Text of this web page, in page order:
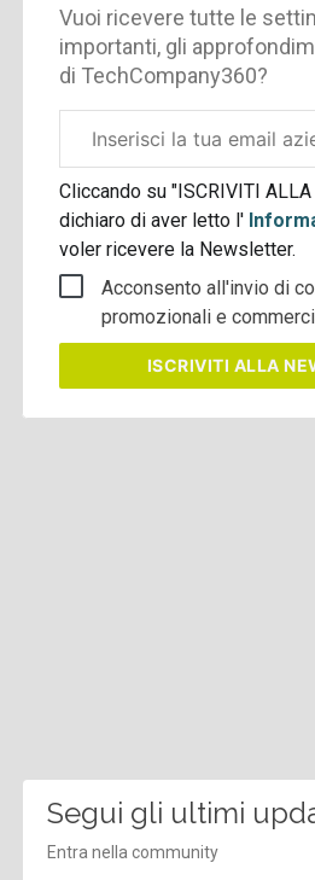
Vuoi ricevere tutte le
importanti, gli
di TechCompany360?
aziendale
Cliccando su "ISCRIVITI ALLA
dichiaro di aver letto l'
voler ricevere la Newsletter.
Acconsento all'invio di
promozionali e
ISCRIVITI ALLA
Segui gli ultimi
Entra nella community